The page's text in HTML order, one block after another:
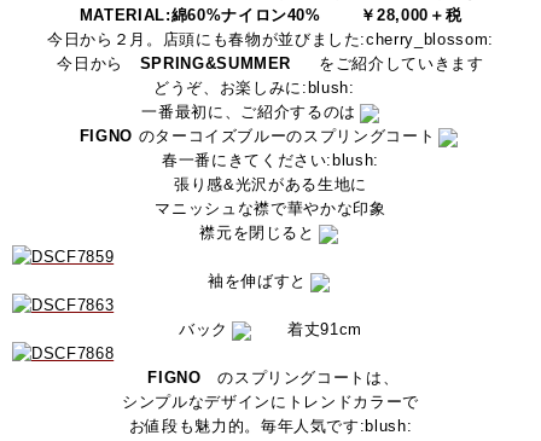
MATERIAL:綿60%ナイロン40% ￥28,000＋税
今日から２月。店頭にも春物が並びました:cherry_blossom:
今日から SPRING&SUMMER をご紹介していきます
どうぞ、お楽しみに:blush:
一番最初に、ご紹介するのは
FIGNO のターコイズブルーのスプリングコート
春一番にきてください:blush:
張り感&光沢がある生地に
マニッシュな襟で華やかな印象
襟元を閉じると
袖を伸ばすと
バック 着丈91cm
FIGNOのスプリングコートは、
シンプルなデザインにトレンドカラーで
お値段も魅力的。毎年人気です:blush: